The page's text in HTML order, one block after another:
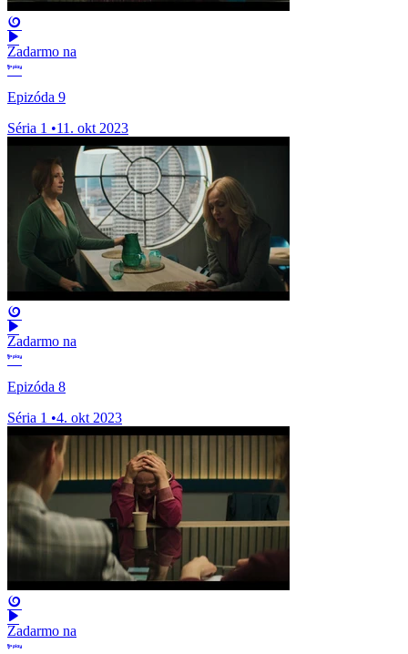
Zadarmo na
Epizóda 9
Séria 1 •11. okt 2023
Zadarmo na
Epizóda 8
Séria 1 •4. okt 2023
Zadarmo na